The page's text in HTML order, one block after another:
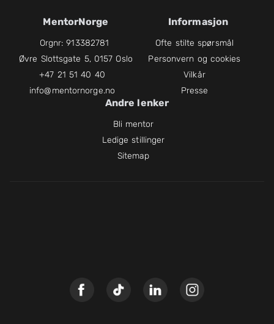
MentorNorge
Orgnr: 913382781
Øvre Slottsgate 5, 0157 Oslo
+47 21 51 40 40
info@mentornorge.no
Informasjon
Ofte stilte spørsmål
Personvern og cookies
Vilkår
Presse
Andre lenker
Bli mentor
Ledige stillinger
Sitemap